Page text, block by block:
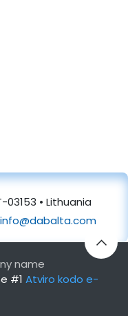
03153 • Lithuania
info@dabalta.com
name
#1 Atviro kodo e-